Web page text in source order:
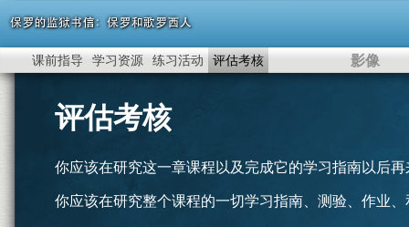
课前指导 学习资源 练习活动 评估考核 影像
评估考核
你应该在研究这一章课程以及完成它的学习指南以后
你应该在研究整个课程的一切学习指南、测验、作业